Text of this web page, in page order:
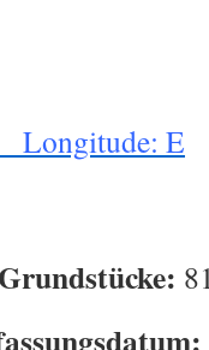
Longitude: E